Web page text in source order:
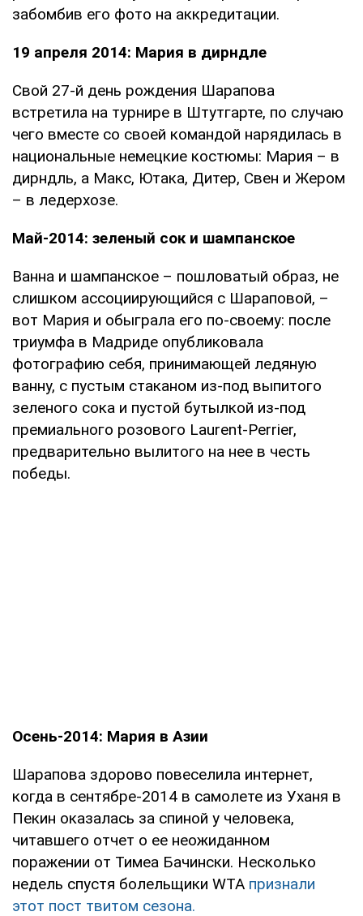
забомбив его фото на аккредитации.
19 апреля 2014: Мария в дирндле
Свой 27-й день рождения Шарапова
встретила на турнире в Штутгарте, по случаю
чего вместе со своей командой нарядилась в
национальные немецкие костюмы: Мария – в
дирндль, а Макс, Ютака, Дитер, Свен и Жером
– в ледерхозе.
Май-2014: зеленый сок и шампанское
Ванна и шампанское – пошловатый образ, не
слишком ассоциирующийся с Шараповой, –
вот Мария и обыграла его по-своему: после
триумфа в Мадриде опубликовала
фотографию себя, принимающей ледяную
ванну, с пустым стаканом из-под выпитого
зеленого сока и пустой бутылкой из-под
премиального розового Laurent-Perrier,
предварительно вылитого на нее в честь
победы.
Осень-2014: Мария в Азии
Шарапова здорово повеселила интернет,
когда в сентябре-2014 в самолете из Уханя в
Пекин оказалась за спиной у человека,
читавшего отчет о ее неожиданном
поражении от Тимеа Бачински. Несколько
недель спустя болельщики WTA признали
этот пост твитом сезона.